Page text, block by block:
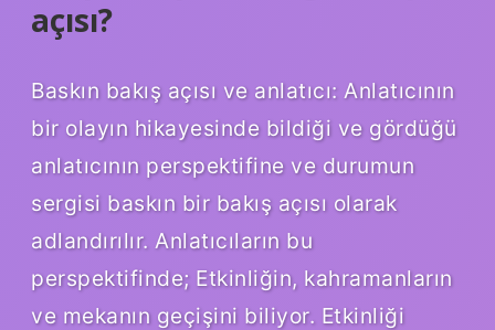
açısı?
Baskın bakış açısı ve anlatıcı: Anlatıcının
bir olayın hikayesinde bildiği ve gördüğü
anlatıcının perspektifine ve durumun
sergisi baskın bir bakış açısı olarak
adlandırılır. Anlatıcıların bu
perspektifinde; Etkinliğin, kahramanların
ve mekanın geçişini biliyor. Etkinliği